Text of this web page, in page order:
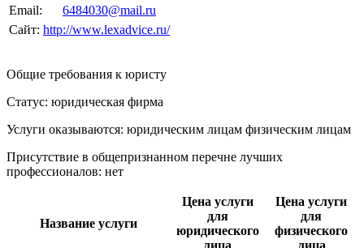
Email:
6484030@mail.ru
Сайт: http://www.lexadvice.ru/
Общие требования к юристу
Статус: юридическая фирма
Услуги оказываются: юридическим лицам физическим лицам
Присутствие в общепризнанном перечне лучших
профессионалов: нет
Название услуги
Цена услуги
для
юридического
лица
Цена услуги
для
физического
лица